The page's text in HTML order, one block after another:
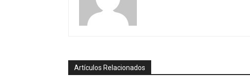
Artículos Relacionados